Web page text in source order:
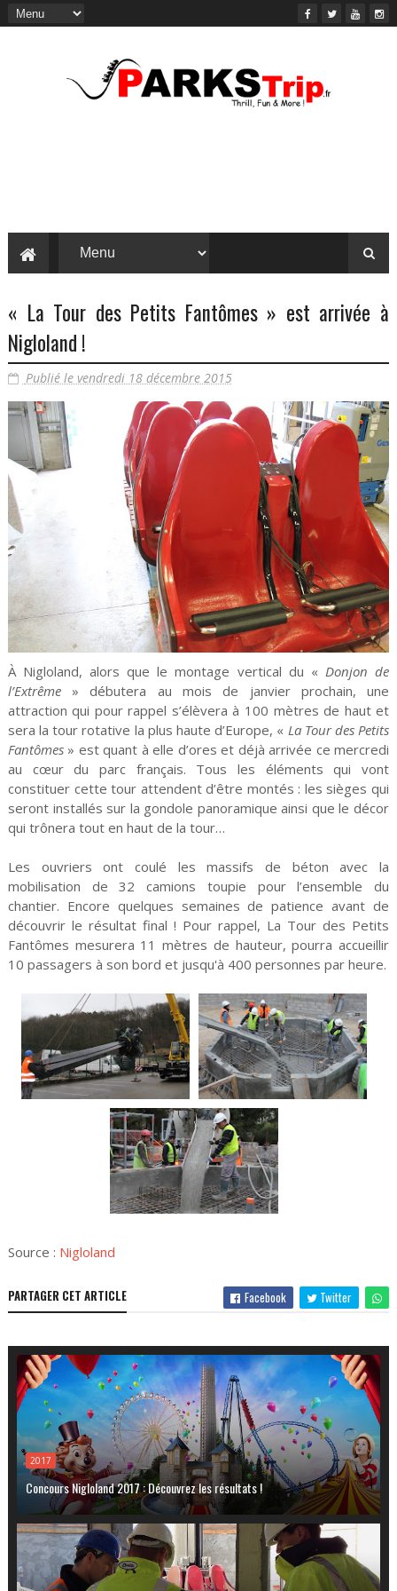
« La Tour des Petits Fantômes » est arrivée à
Nigloland !
Publié le vendredi 18 décembre 2015
À Nigloland, alors que le montage vertical du « Donjon de
l’Extrême» débutera au mois de janvier prochain, une
attraction qui pour rappel s’élèvera à 100 mètres de haut et
sera la tour rotative la plus haute d’Europe, « La Tour des Petits
Fantômes» est quant à elle d’ores et déjà arrivée ce mercredi
au cœur du parc français. Tous les éléments qui vont
constituer cette tour attendent d’être montés : les sièges qui
seront installés sur la gondole panoramique ainsi que le décor
qui trônera tout en haut de la tour…
Les ouvriers ont coulé les massifs de béton avec la
mobilisation de 32 camions toupie pour l’ensemble du
chantier. Encore quelques semaines de patience avant de
découvrir le résultat final ! Pour rappel, La Tour des Petits
Fantômes mesurera 11 mètres de hauteur, pourra accueillir
10 passagers à son bord et jusqu'à 400 personnes par heure.
Source : Nigloland
PARTAGER CET ARTICLE Facebook Twitter
2017
Concours Nigloland 2017 : Découvrez les résultats !